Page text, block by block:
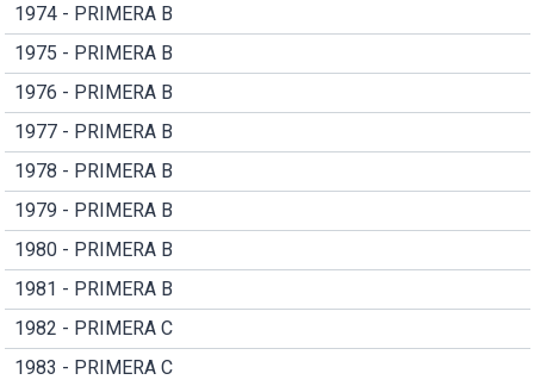
1974 - PRIMERA B
1975 - PRIMERA B
1976 - PRIMERA B
1977 - PRIMERA B
1978 - PRIMERA B
1979 - PRIMERA B
1980 - PRIMERA B
1981 - PRIMERA B
1982 - PRIMERA C
1983 - PRIMERA C